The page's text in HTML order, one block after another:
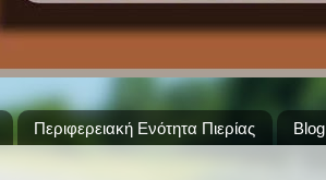
Περιφερειακή Ενότητα Πιερίας Blog